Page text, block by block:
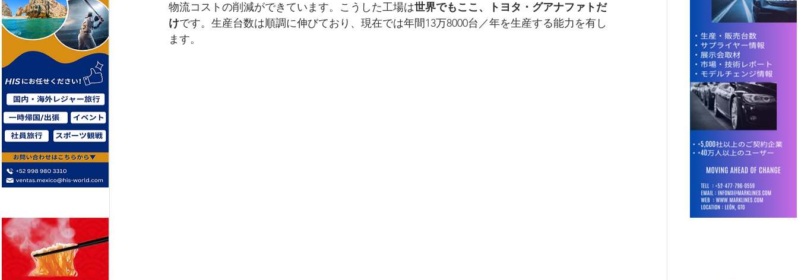
物流コストの削減ができています。こうした工場は世界でもここ、トヨタ・グアナファトだ
けです。生産台数は順調に伸びており、現在では年間13万8000台／年を生産する能力を有し
ます。